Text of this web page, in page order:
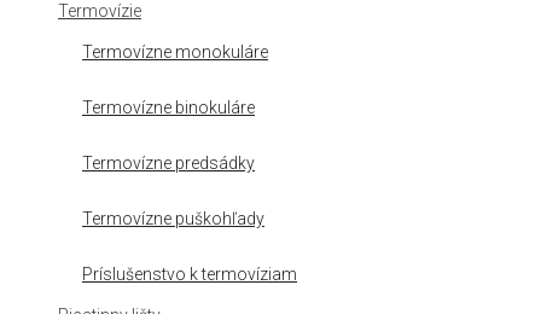
Termovízie
Termovízne monokuláre
Termovízne binokuláre
Termovízne predsádky
Termovízne puškohľady
Príslušenstvo k termovíziam